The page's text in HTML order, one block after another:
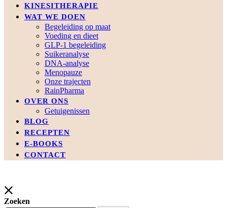
KINESITHERAPIE
WAT WE DOEN
Begeleiding op maat
Voeding en dieet
GLP-1 begeleiding
Suikeranalyse
DNA-analyse
Menopauze
Onze trajecten
RainPharma
OVER ONS
Getuigenissen
BLOG
RECEPTEN
E-BOOKS
CONTACT
Zoeken